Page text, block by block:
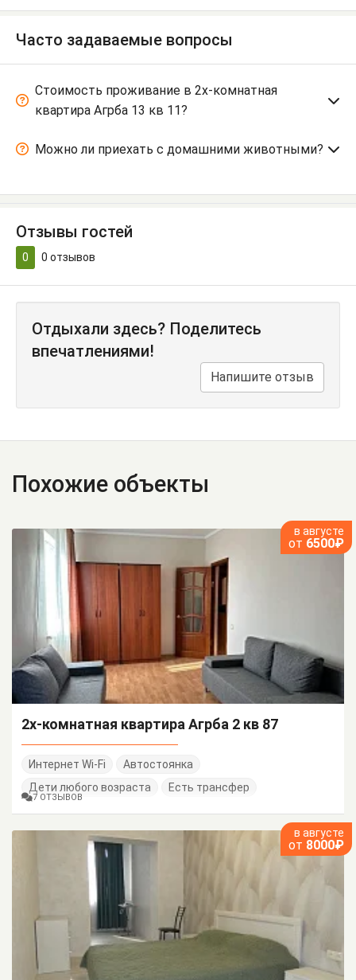
Часто задаваемые вопросы
Стоимость проживание в 2х-комнатная
квартира Агрба 13 кв 11?
Можно ли приехать с домашними животными?
Отзывы гостей
0 0 отзывов
Отдыхали здесь? Поделитесь
впечатлениями!
Напишите отзыв
Похожие объекты
в августе
от 6500₽
2х-комнатная квартира Агрба 2 кв 87
Интернет Wi-Fi
Автостоянка
Дети любого возраста
Есть трансфер
7 ОТЗЫВОВ
в августе
от 8000₽